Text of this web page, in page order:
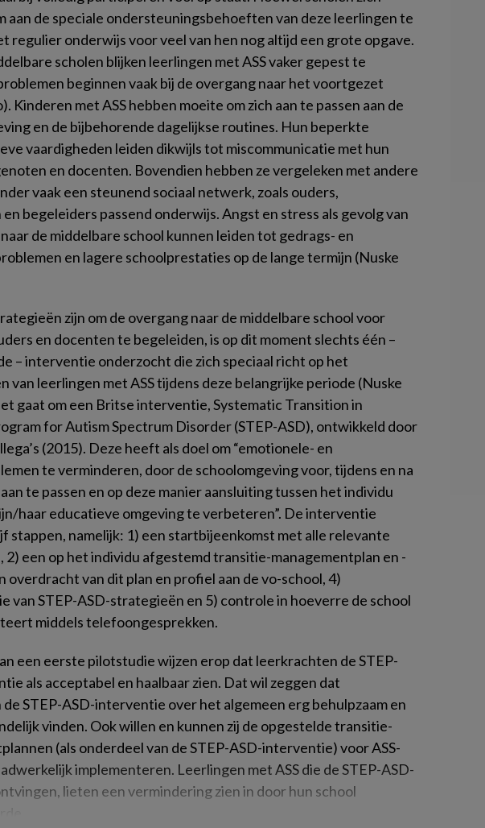
aan de speciale ondersteuningsbehoeften van deze leerlingen te
regulier onderwijs voor veel van hen nog altijd een grote opgave.
scholen blijken leerlingen met ASS vaker gepest te
beginnen vaak bij de overgang naar het voortgezet
Kinderen met ASS hebben moeite om zich aan te passen aan de
en de bijbehorende dagelijkse routines. Hun beperkte
vaardigheden leiden dikwijls tot miscommunicatie met hun
en docenten. Bovendien hebben ze vergeleken met andere
vaak een steunend sociaal netwerk, zoals ouders,
begeleiders passend onderwijs. Angst en stress als gevolg van
de middelbare school kunnen leiden tot gedrags- en
en lagere schoolprestaties op de lange termijn (Nuske
zijn om de overgang naar de middelbare school voor
en docenten te begeleiden, is op dit moment slechts één –
– interventie onderzocht die zich speciaal richt op het
van leerlingen met ASS tijdens deze belangrijke periode (Nuske
gaat om een Britse interventie,Systematic Transition in
for Autism Spectrum Disorder(STEP-ASD), ontwikkeld door
(2015). Deze heeft als doel om “emotionele- en
te verminderen, door de schoolomgeving voor, tijdens en na
te passen en op deze manier aansluiting tussen het individu
haar educatieve omgeving te verbeteren”. De interventie
stappen, namelijk: 1) een startbijeenkomst met alle relevante
2) een op het individu afgestemd transitie-managementplan en -
overdracht van dit plan en profiel aan de vo-school, 4)
van STEP-ASD-strategieën en 5) controle in hoeverre de school
middels telefoongesprekken.
een eerste pilotstudie wijzen erop dat leerkrachten de STEP-
als acceptabel en haalbaar zien. Dat wil zeggen dat
STEP-ASD-interventie over het algemeen erg behulpzaam en
vinden. Ook willen en kunnen zij de opgestelde transitie-
(als onderdeel van de STEP-ASD-interventie) voor ASS-
implementeren. Leerlingen met ASS die de STEP-ASD-
lieten een vermindering zien in door hun school